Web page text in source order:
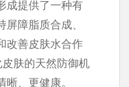
成提供了一种有
障脂质合成、
改善皮肤水合作
肤的天然防御机
、更健康。